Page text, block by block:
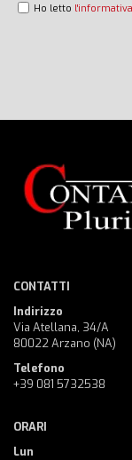
Ho letto
CONTATTI
Indirizzo
Via Atellana, 34/A
80022 Arzano (NA)
Telefono
+39 081 5732538
ORARI
Lun